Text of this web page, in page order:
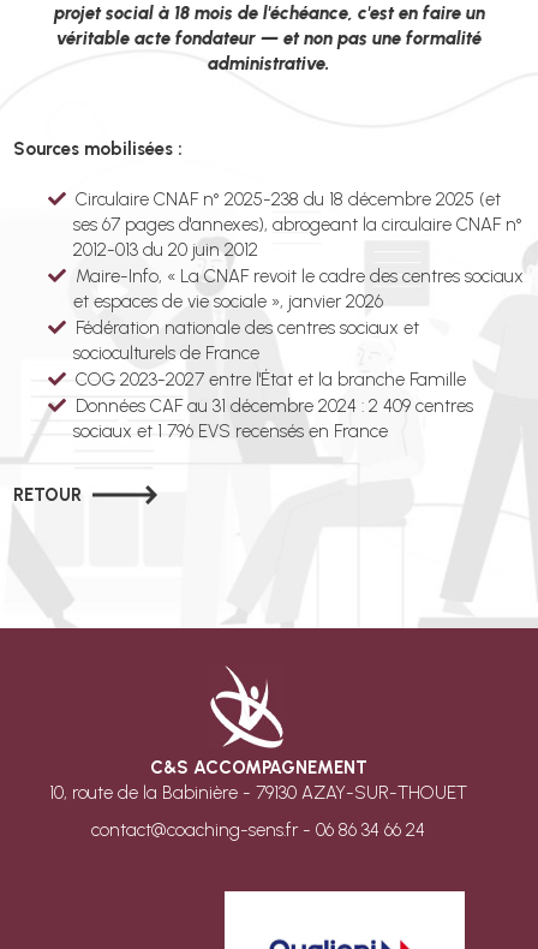
projet social à 18 mois de l'échéance, c'est en faire un
véritable acte fondateur — et non pas une formalité
administrative.
Sources mobilisées :
Circulaire CNAF n° 2025-238 du 18 décembre 2025 (et
ses 67 pages d'annexes), abrogeant la circulaire CNAF n°
2012-013 du 20 juin 2012
Maire-Info, « La CNAF revoit le cadre des centres sociaux
et espaces de vie sociale », janvier 2026
Fédération nationale des centres sociaux et
socioculturels de France
COG 2023-2027 entre l'État et la branche Famille
Données CAF au 31 décembre 2024 : 2 409 centres
sociaux et 1 796 EVS recensés en France
RETOUR
C&S ACCOMPAGNEMENT
10, route de la Babinière - 79130 AZAY-SUR-THOUET
contact@coaching-sens.fr - 06 86 34 66 24